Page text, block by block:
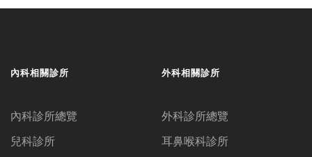
內科相關診所
內科診所總覽
兒科診所
外科相關診所
外科診所總覽
耳鼻喉科診所